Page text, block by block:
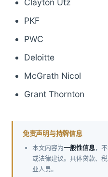
Clayton Utz
PKF
PWC
Deloitte
McGrath Nicol
Grant Thornton
免责声明与持牌信息
本文内容为一般性信息，
或法律建议。具体贷款、
业人员。